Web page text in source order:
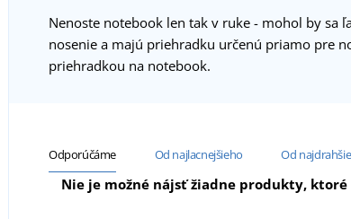
Nenoste notebook len tak v ruke - mohol by sa
nosenie a majú priehradku určenú priamo pre
priehradkou na notebook.
Odporúčáme Od najlacnejšieho Od
Nie je možné nájsť žiadne produkty,